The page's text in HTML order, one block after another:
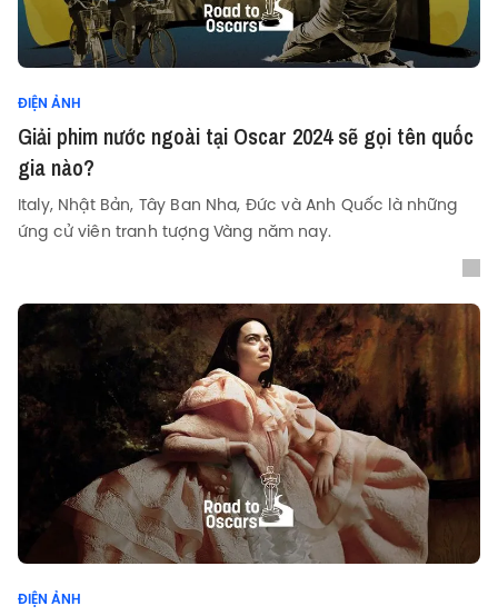
ĐIỆN ẢNH
Giải phim nước ngoài tại Oscar 2024 sẽ gọi tên quốc
gia nào?
Italy, Nhật Bản, Tây Ban Nha, Đức và Anh Quốc là những
ứng cử viên tranh tượng Vàng năm nay.
ĐIỆN ẢNH